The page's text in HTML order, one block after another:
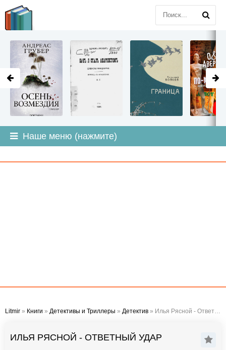
Наше меню (нажмите)
Litmir » Книги » Детективы и Триллеры » Детектив » Илья Рясной - Ответный удар
ИЛЬЯ РЯСНОЙ - ОТВЕТНЫЙ УДАР
LITMIR.ORG